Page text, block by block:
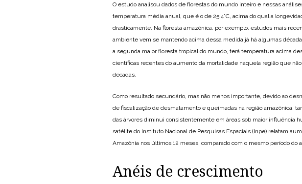
O estudo analisou dados de florestas do mundo inteiro e nessas
temperatura média anual, que é o de 25.4˚C, acima do qual a
drasticamente. Na floresta amazônica, por exemplo, estudos mais
ambiente vem se mantendo acima dessa medida já há algumas
a segunda maior floresta tropical do mundo, terá temperatura acima
científicas recentes do aumento da mortalidade naquela região que
décadas.
Como resultado secundário, mas não menos importante, devido ao
de fiscalização de desmatamento e queimadas na região amazônica,
das árvores diminui consistentemente em áreas sob maior influência
satélite do Instituto Nacional de Pesquisas Espaciais (Inpe) relatam
Amazônia nos últimos 12 meses, comparado com o mesmo período do
Anéis de crescimento